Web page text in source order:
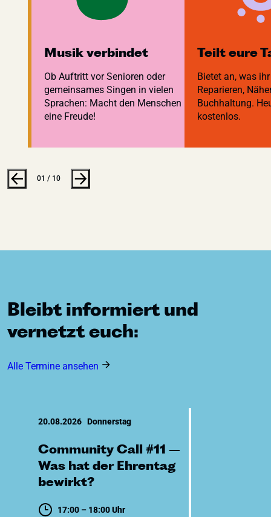
Musik verbindet
Ob Auftritt vor Senioren oder
gemeinsames Singen in vielen
Sprachen: Macht den Menschen
eine Freude!
Teilt eure
Bietet an, was
Reparieren,
Buchhaltung.
kostenlos.
01 / 10
Bleibt informiert und
vernetzt euch:
Alle Termine ansehen
20.08.2026 Donnerstag
Community Call #11 –
Was hat der Ehrentag
bewirkt?
17:00 – 18:00 Uhr